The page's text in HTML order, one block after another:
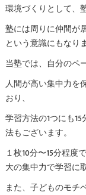
環境づくりとして、
塾には周りに仲間が
という意識にもなり
当塾では、自分のペ
人間が高い集中力を
おり、
学習方法の1つにも
法もございます。
１枚10分〜15分程度
大の集中力で学習に
また、子どものモチ